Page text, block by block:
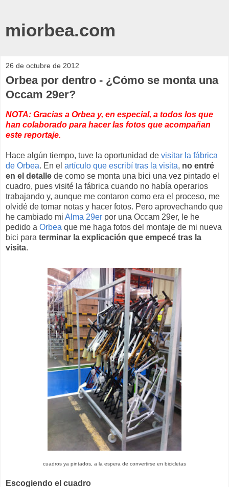
miorbea.com
26 de octubre de 2012
Orbea por dentro - ¿Cómo se monta una
Occam 29er?
NOTA: Gracias a Orbea y, en especial, a todos los que
han colaborado para hacer las fotos que acompañan
este reportaje.
Hace algún tiempo, tuve la oportunidad de visitar la fábrica
de Orbea. En el artículo que escribí tras la visita, no entré
en el detalle de como se monta una bici una vez pintado el
cuadro, pues visité la fábrica cuando no había operarios
trabajando y, aunque me contaron como era el proceso, me
olvidé de tomar notas y hacer fotos. Pero aprovechando que
he cambiado mi Alma 29er por una Occam 29er, le he
pedido a Orbea que me haga fotos del montaje de mi nueva
bici para terminar la explicación que empecé tras la
visita.
cuadros ya pintados, a la espera de convertirse en bicicletas
Escogiendo el cuadro